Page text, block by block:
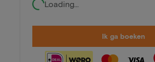
Loading...
Ik ga boeken